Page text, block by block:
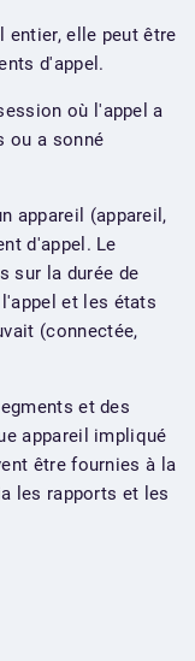
entier, elle peut être
d'appel.
où l'appel a
ou a sonné
appareil (appareil,
d'appel. Le
sur la durée de
et les états
(connectée,
et des
appareil impliqué
être fournies à la
les rapports et les